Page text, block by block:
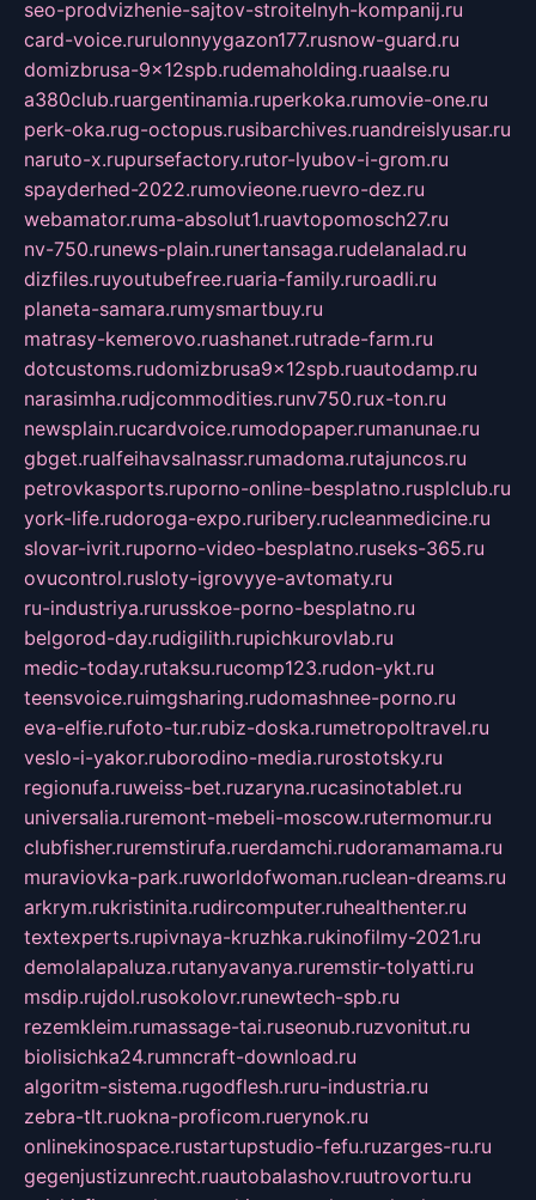
seo-prodvizhenie-sajtov-stroitelnyh-kompanij.ru
card-voice.rurulonnyygazon177.rusnow-guard.ru
domizbrusa-9x12spb.rudemaholding.ruaalse.ru
a380club.ruargentinamia.ruperkoka.rumovie-one.ru
perk-oka.rug-octopus.rusibarchives.ruandreislyusar.ru
naruto-x.rupursefactory.rutor-lyubov-i-grom.ru
spayderhed-2022.rumovieone.ruevro-dez.ru
webamator.ruma-absolut1.ruavtopomosch27.ru
nv-750.runews-plain.runertansaga.rudelanalad.ru
dizfiles.ruyoutubefree.ruaria-family.ruroadli.ru
planeta-samara.rumysmartbuy.ru
matrasy-kemerovo.ruashanet.rutrade-farm.ru
dotcustoms.rudomizbrusa9x12spb.ruautodamp.ru
narasimha.rudjcommodities.runv750.rux-ton.ru
newsplain.rucardvoice.rumodopaper.rumanunae.ru
gbget.rualfeihavsalnassr.rumadoma.rutajuncos.ru
petrovkasports.ruporno-online-besplatno.rusplclub.ru
york-life.rudoroga-expo.ruribery.rucleanmedicine.ru
slovar-ivrit.ruporno-video-besplatno.ruseks-365.ru
ovucontrol.rusloty-igrovyye-avtomaty.ru
ru-industriya.rurusskoe-porno-besplatno.ru
belgorod-day.rudigilith.rupichkurovlab.ru
medic-today.rutaksu.rucomp123.rudon-ykt.ru
teensvoice.ruimgsharing.rudomashnee-porno.ru
eva-elfie.rufoto-tur.rubiz-doska.rumetropoltravel.ru
veslo-i-yakor.ruborodino-media.rurostotsky.ru
regionufa.ruweiss-bet.ruzaryna.rucasinotablet.ru
universalia.ruremont-mebeli-moscow.rutermomur.ru
clubfisher.ruremstirufa.ruerdamchi.rudoramamama.ru
muraviovka-park.ruworldofwoman.ruclean-dreams.ru
arkrym.rukristinita.rudircomputer.ruhealthenter.ru
textexperts.rupivnaya-kruzhka.rukinofilmy-2021.ru
demolalapaluza.rutanyavanya.ruremstir-tolyatti.ru
msdip.rujdol.rusokolovr.runewtech-spb.ru
rezemkleim.rumassage-tai.ruseonub.ruzvonitut.ru
biolisichka24.rumncraft-download.ru
algoritm-sistema.rugodflesh.ruru-industria.ru
zebra-tlt.ruokna-proficom.ruerynok.ru
onlinekinospace.rustartupstudio-fefu.ruzarges-ru.ru
gegenjustizunrecht.ruautobalashov.ruutrovortu.ru